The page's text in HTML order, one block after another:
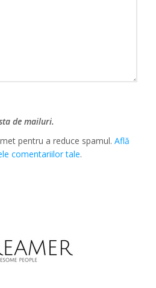
de mailuri.
pentru a reduce spamul.Află
comentariilor tale.